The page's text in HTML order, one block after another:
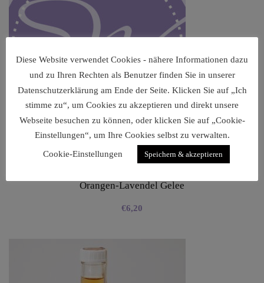
Orangen-Lavendel Gelee
€6,20
Diese Website verwendet Cookies - nähere Informationen dazu
und zu Ihren Rechten als Benutzer finden Sie in unserer
Datenschutzerklärung am Ende der Seite. Klicken Sie auf „Ich
stimme zu“, um Cookies zu akzeptieren und direkt unsere
Webseite besuchen zu können, oder klicken Sie auf „Cookie-
Einstellungen“, um Ihre Cookies selbst zu verwalten.
Cookie-Einstellungen
Speichern & akzeptieren